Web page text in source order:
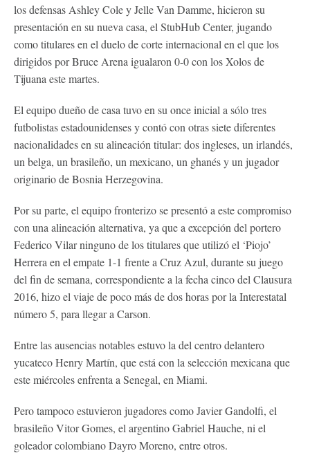
los defensas Ashley Cole y Jelle Van Damme, hicieron su
presentación en su nueva casa, el StubHub Center, jugando
como titulares en el duelo de corte internacional en el que los
dirigidos por Bruce Arena igualaron 0-0 con los Xolos de
Tijuana este martes.
El equipo dueño de casa tuvo en su once inicial a sólo tres
futbolistas estadounidenses y contó con otras siete diferentes
nacionalidades en su alineación titular: dos ingleses, un irlandés,
un belga, un brasileño, un mexicano, un ghanés y un jugador
originario de Bosnia Herzegovina.
Por su parte, el equipo fronterizo se presentó a este compromiso
con una alineación alternativa, ya que a excepción del portero
Federico Vilar ninguno de los titulares que utilizó el ‘Piojo’
Herrera en el empate 1-1 frente a Cruz Azul, durante su juego
del fin de semana, correspondiente a la fecha cinco del Clausura
2016, hizo el viaje de poco más de dos horas por la Interestatal
número 5, para llegar a Carson.
Entre las ausencias notables estuvo la del centro delantero
yucateco Henry Martín, que está con la selección mexicana que
este miércoles enfrenta a Senegal, en Miami.
Pero tampoco estuvieron jugadores como Javier Gandolfi, el
brasileño Vitor Gomes, el argentino Gabriel Hauche, ni el
goleador colombiano Dayro Moreno, entre otros.